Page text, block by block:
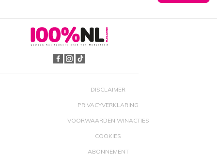
DISCLAIMER
PRIVACYVERKLARING
VOORWAARDEN WINACTIES
COOKIES
ABONNEMENT